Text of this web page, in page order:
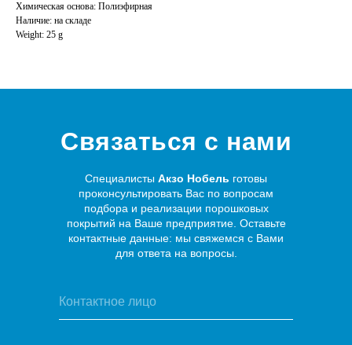
Химическая основа: Полиэфирная
Наличие: на складе
Weight: 25 g
Специалисты Акзо Нобель готовы
проконсультировать Вас по вопросам
подбора и реализации порошковых
покрытий на Ваше предприятие. Оставьте
контактные данные: мы свяжемся с Вами
для ответа на вопросы.
Связаться с нами